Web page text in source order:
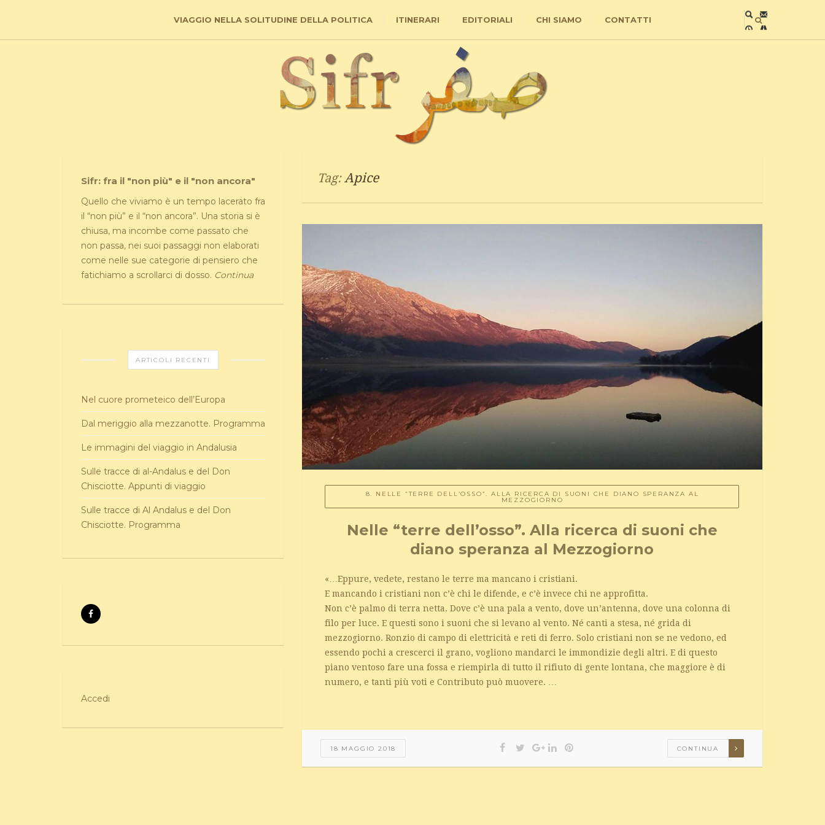
VIAGGIO NELLA SOLITUDINE DELLA POLITICA ITINERARI EDITORIALI CHI SIAMO CONTATTI
Tag:Apice
8. NELLE “TERRE DELL’OSSO”. ALLA RICERCA DI SUONI CHE DIANO SPERANZA AL
MEZZOGIORNO
Nelle “terre dell’osso”. Alla ricerca di suoni che
diano speranza al Mezzogiorno
«…Eppure, vedete, restano le terre ma mancano i cristiani.
E mancando i cristiani non c’è chi le difende, e c’è invece chi ne approfitta.
Non c’è palmo di terra netta. Dove c’è una pala a vento, dove un’antenna, dove una colonna di
filo per luce. E questi sono i suoni che si levano al vento. Né canti a stesa, né grida di
mezzogiorno. Ronzio di campo di elettricità e reti di ferro. Solo cristiani non se ne vedono, ed
essendo pochi a crescerci il grano, vogliono mandarci le immondizie degli altri. E di questo
piano ventoso fare una fossa e riempirla di tutto il rifiuto di gente lontana, che maggiore è di
numero, e tanti più voti e Contributo può muovere. …
18 MAGGIO 2018 CONTINUA
Sifr: fra il "non più" e il "non ancora"
Quello che viviamo è un tempo lacerato fra
il “non più” e il “non ancora”. Una storia si è
chiusa, ma incombe come passato che
non passa, nei suoi passaggi non elaborati
come nelle sue categorie di pensiero che
fatichiamo a scrollarci di dosso. Continua
ARTICOLI RECENTI
Nel cuore prometeico dell’Europa
Dal meriggio alla mezzanotte. Programma
Le immagini del viaggio in Andalusia
Sulle tracce di al-Andalus e del Don
Chisciotte. Appunti di viaggio
Sulle tracce di Al Andalus e del Don
Chisciotte. Programma
Accedi